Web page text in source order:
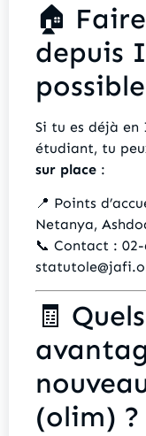
🏠
depuis
Si tu es déjà
étudiant, tu
sur place :
📍 Points
Netanya,
📞 Contact :
🧾
(olim) ?